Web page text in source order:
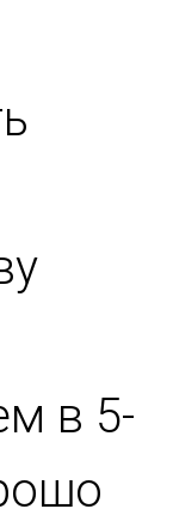
в 5-